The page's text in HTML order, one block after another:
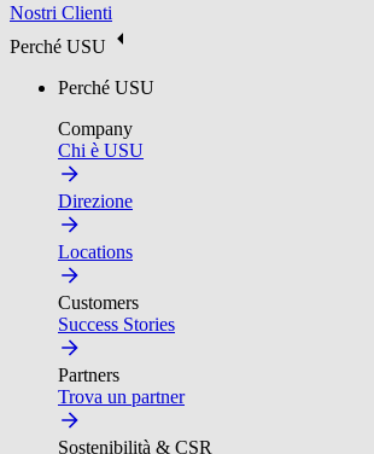
Nostri Clienti
Perché USU
Perché USU
Company
Chi è USU
Direzione
Locations
Customers
Success Stories
Partners
Trova un partner
Sostenibilità & CSR